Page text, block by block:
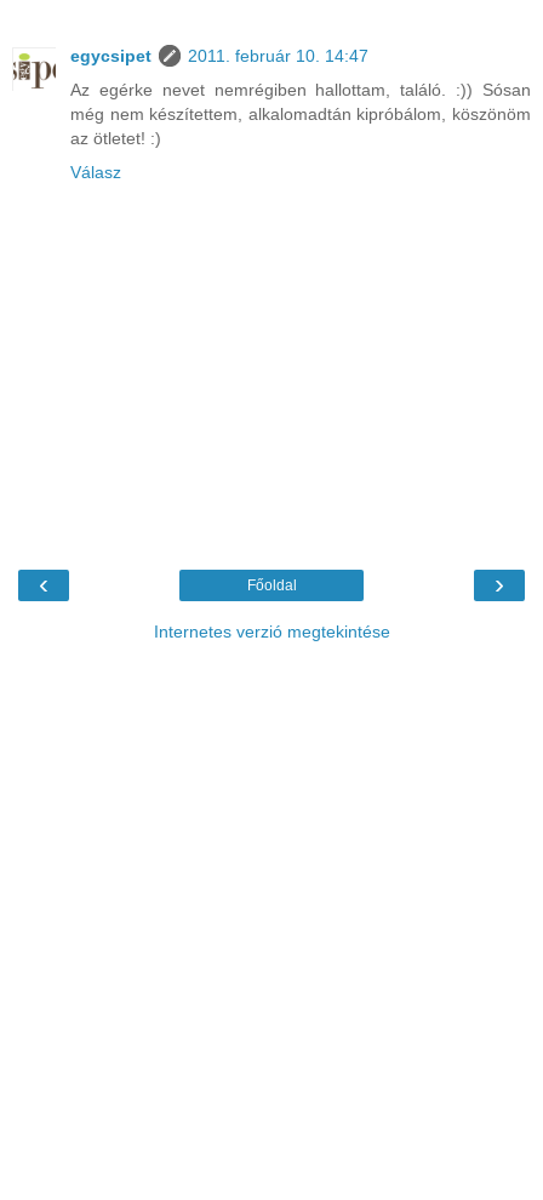
egycsipet
2011. február 10. 14:47
Az egérke nevet nemrégiben hallottam, találó. :)) Sósan
még nem készítettem, alkalomadtán kipróbálom, köszönöm
az ötletet! :)
Válasz
‹ ›
Főoldal
Internetes verzió megtekintése